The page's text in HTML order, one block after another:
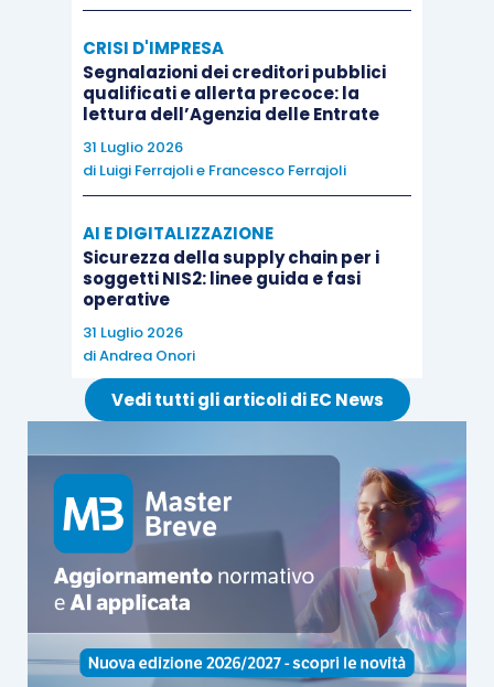
CRISI D'IMPRESA
Segnalazioni dei creditori pubblici
qualificati e allerta precoce: la
lettura dell’Agenzia delle Entrate
31 Luglio 2026
di Luigi Ferrajolie Francesco Ferrajoli
AI E DIGITALIZZAZIONE
Sicurezza della supply chain per i
soggetti NIS2: linee guida e fasi
operative
31 Luglio 2026
diAndrea Onori
Vedi tutti gli articoli di EC News